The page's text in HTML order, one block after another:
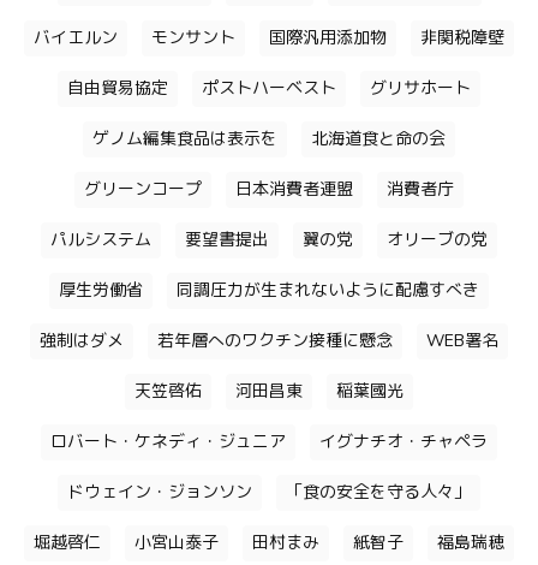
バイエルン モンサント 国際汎用添加物 非関税障壁
自由貿易協定 ポストハーベスト グリサホート
ゲノム編集食品は表示を 北海道食と命の会
グリーンコープ 日本消費者連盟 消費者庁
パルシステム 要望書提出 翼の党 オリーブの党
厚生労働省 同調圧力が生まれないように配慮すべき
強制はダメ 若年層へのワクチン接種に懸念 WEB署名
天笠啓佑 河田昌東 稲葉國光
ロバート・ケネディ・ジュニア イグナチオ・チャペラ
ドウェイン・ジョンソン 「食の安全を守る人々」
堀越啓仁 小宮山泰子 田村まみ 紙智子 福島瑞穂